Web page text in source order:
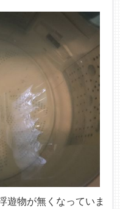
遊物が無くなっていま